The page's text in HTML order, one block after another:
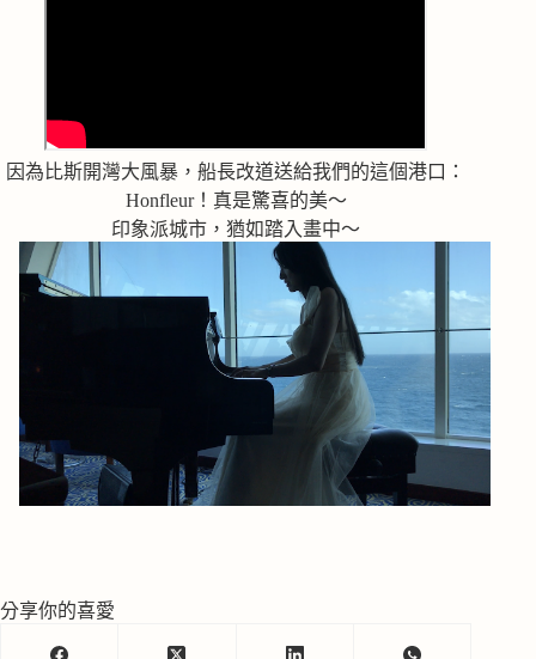
因為比斯開灣大風暴，船長改道送給我們的這個港口：
Honfleur！真是驚喜的美～
印象派城市，猶如踏入畫中～
分享你的喜愛